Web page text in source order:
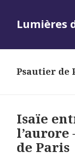
Lumières
Psautier de
Isaïe
l’aurore
de Paris